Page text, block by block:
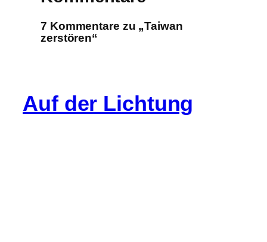
7 Kommentare zu „Taiwan
zerstören“
Auf der Lichtung